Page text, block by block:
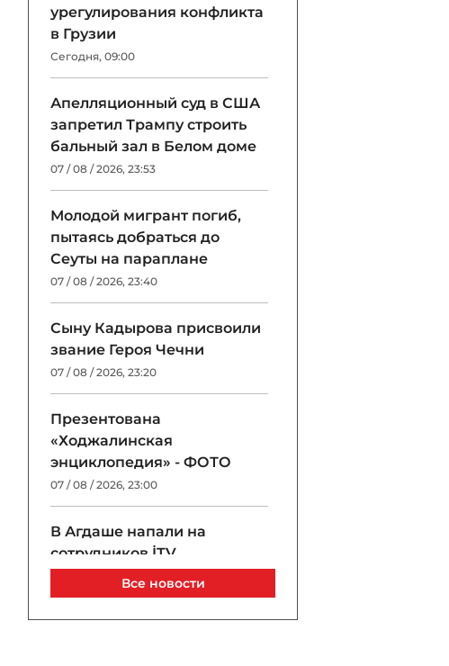
урегулирования конфликта
в Грузии
Сегодня, 09:00
Апелляционный суд в США
запретил Трампу строить
бальный зал в Белом доме
07 / 08 / 2026, 23:53
Молодой мигрант погиб,
пытаясь добраться до
Сеуты на параплане
07 / 08 / 2026, 23:40
Сыну Кадырова присвоили
звание Героя Чечни
07 / 08 / 2026, 23:20
Презентована
«Ходжалинская
энциклопедия» - ФОТО
07 / 08 / 2026, 23:00
В Агдаше напали на
сотрудников İTV,
снимавших свадьбу
несовершеннолетней —
ВИДЕО
Все новости